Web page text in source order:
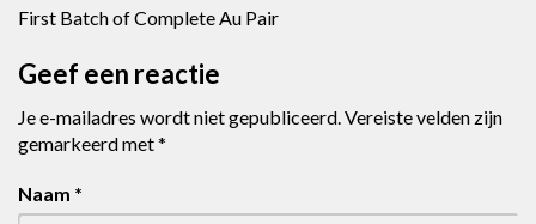
First Batch of Complete Au Pair
Geef een reactie
Je e-mailadres wordt niet gepubliceerd.Vereiste velden zijn
gemarkeerd met*
Naam *